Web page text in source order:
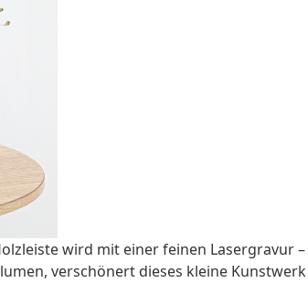
wird mit einer feinen Lasergravur
verschönert dieses kleine